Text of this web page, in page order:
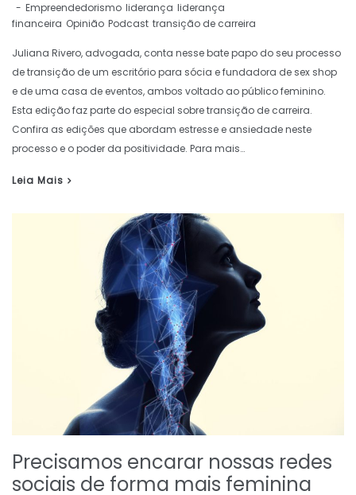
Empreendedorismo liderança liderança
financeira Opinião Podcast transição de carreira
Juliana Rivero, advogada, conta nesse bate papo do seu processo
de transição de um escritório para sócia e fundadora de sex shop
e de uma casa de eventos, ambos voltado ao público feminino.
Esta edição faz parte do especial sobre transição de carreira.
Confira as edições que abordam estresse e ansiedade neste
processo e o poder da positividade. Para mais…
Leia Mais
Precisamos encarar nossas redes
sociais de forma mais feminina